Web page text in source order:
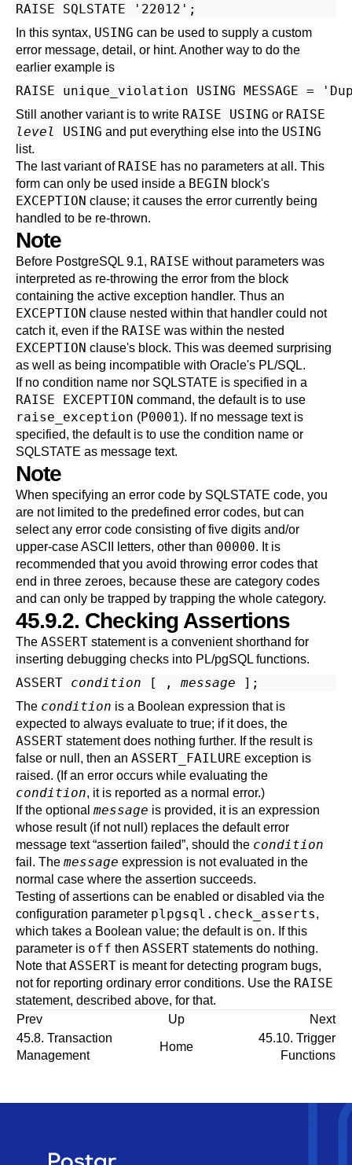
In this syntax, USING can be used to supply a custom
error message, detail, or hint. Another way to do the
earlier example is
Still another variant is to write RAISE USING or RAISE
level
USING and put everything else into the USING
list.
The last variant of RAISE has no parameters at all. This
form can only be used inside a BEGIN block's
EXCEPTION clause; it causes the error currently being
handled to be re-thrown.
Note
Before PostgreSQL 9.1, RAISE without parameters was
interpreted as re-throwing the error from the block
containing the active exception handler. Thus an
EXCEPTION clause nested within that handler could not
catch it, even if the RAISE was within the nested
EXCEPTION clause's block. This was deemed surprising
as well as being incompatible with Oracle's PL/SQL.
If no condition name nor SQLSTATE is specified in a
RAISE EXCEPTION command, the default is to use
raise_exception (P0001). If no message text is
specified, the default is to use the condition name or
SQLSTATE as message text.
Note
When specifying an error code by SQLSTATE code, you
are not limited to the predefined error codes, but can
select any error code consisting of five digits and/or
upper-case ASCII letters, other than 00000. It is
recommended that you avoid throwing error codes that
end in three zeroes, because these are category codes
and can only be trapped by trapping the whole category.
45.9.2. Checking Assertions
The ASSERT statement is a convenient shorthand for
inserting debugging checks into PL/pgSQL functions.
ASSERT condition [ , message
The condition is a Boolean expression that is
expected to always evaluate to true; if it does, the
ASSERT statement does nothing further. If the result is
false or null, then an ASSERT_FAILURE exception is
raised. (If an error occurs while evaluating the
condition, it is reported as a normal error.)
If the optional message is provided, it is an expression
whose result (if not null) replaces the default error
message text“assertion failed”, should the condition
fail. The message expression is not evaluated in the
normal case where the assertion succeeds.
Testing of assertions can be enabled or disabled via the
configuration parameter plpgsql.check_asserts,
which takes a Boolean value; the default is on. If this
parameter is off then ASSERT statements do nothing.
Note thatASSERT is meant for detecting program bugs,
not for reporting ordinary error conditions. Use the RAISE
statement, described above, for that.
Prev
Up
Next
45.8. Transaction
Management
Home
45.10. Trigger
Functions